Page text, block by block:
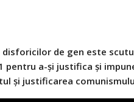
de gen este
pentru a-și justifica și
și justificarea